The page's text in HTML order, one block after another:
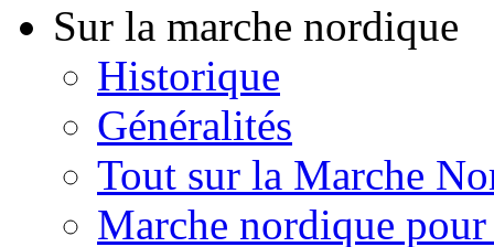
Sur la marche nordique
Historique
Généralités
Tout sur la Marche
Marche nordique